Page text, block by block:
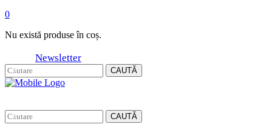
0
Nu există produse în coș.
Newsletter
CAUTĂ
CAUTĂ